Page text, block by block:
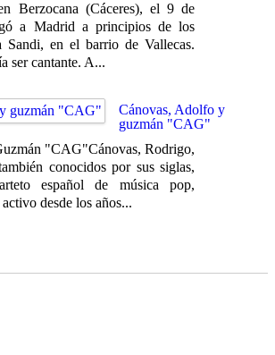
Berzocana (Cáceres), el 9 de
a Madrid a principios de los
Sandi, en el barrio de Vallecas.
ser cantante. A...
Cánovas, Adolfo y
guzmán "CAG"
"CAG"Cánovas, Rodrigo,
conocidos por sus siglas,
español de música pop,
desde los años...